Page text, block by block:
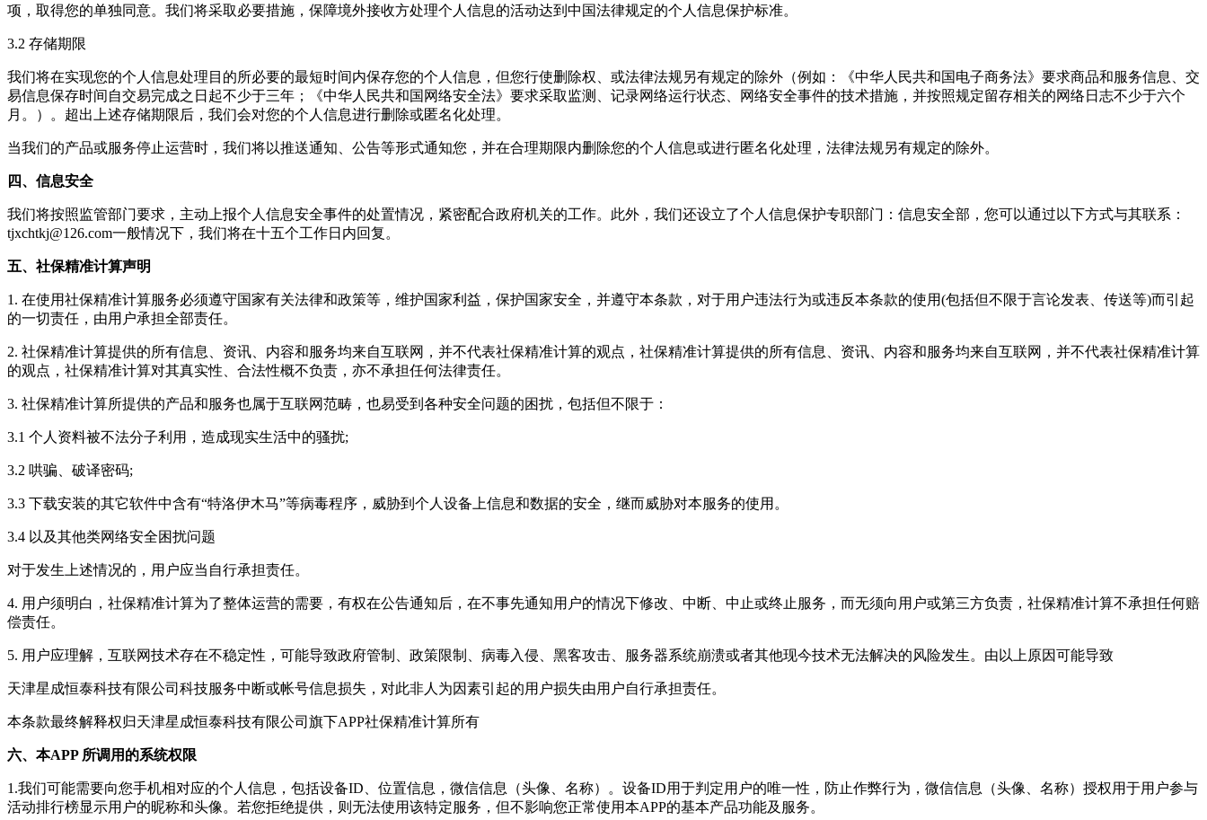
项，取得您的单独同意。我们将采取必要措施，保障境外接收方处理个人信息的活动达到中国法律规定的个人信息保护标准。
3.2 存储期限
我们将在实现您的个人信息处理目的所必要的最短时间内保存您的个人信息，但您行使删除权、或法律法规另有规定的除外（例如：《中华人民共和国电子商务法》要求商品和服务信息、交
易信息保存时间自交易完成之日起不少于三年；《中华人民共和国网络安全法》要求采取监测、记录网络运行状态、网络安全事件的技术措施，并按照规定留存相关的网络日志不少于六个
月。）。超出上述存储期限后，我们会对您的个人信息进行删除或匿名化处理。
当我们的产品或服务停止运营时，我们将以推送通知、公告等形式通知您，并在合理期限内删除您的个人信息或进行匿名化处理，法律法规另有规定的除外。
四、信息安全
我们将按照监管部门要求，主动上报个人信息安全事件的处置情况，紧密配合政府机关的工作。此外，我们还设立了个人信息保护专职部门：信息安全部，您可以通过以下方式与其联系：
tjxchtkj@126.com一般情况下，我们将在十五个工作日内回复。
五、社保精准计算声明
1. 在使用社保精准计算服务必须遵守国家有关法律和政策等，维护国家利益，保护国家安全，并遵守本条款，对于用户违法行为或违反本条款的使用(包括但不限于言论发表、传送等)而引起
的一切责任，由用户承担全部责任。
2. 社保精准计算提供的所有信息、资讯、内容和服务均来自互联网，并不代表社保精准计算的观点， 社保精准计算提供的所有信息、资讯、内容和服务均来自互联网，并不代表社保精准计算
的观点， 社保精准计算对其真实性、合法性概不负责，亦不承担任何法律责任。
3. 社保精准计算所提供的产品和服务也属于互联网范畴，也易受到各种安全问题的困扰，包括但不限于：
3.1 个人资料被不法分子利用，造成现实生活中的骚扰;
3.2 哄骗、破译密码;
3.3 下载安装的其它软件中含有“特洛伊木马”等病毒程序，威胁到个人设备上信息和数据的安全，继而威胁对本服务的使用。
3.4 以及其他类网络安全困扰问题
对于发生上述情况的，用户应当自行承担责任。
4. 用户须明白， 社保精准计算为了整体运营的需要，有权在公告通知后，在不事先通知用户的情况下修改、中断、中止或终止服务，而无须向用户或第三方负责， 社保精准计算不承担任何赔
偿责任。
5. 用户应理解，互联网技术存在不稳定性，可能导致政府管制、政策限制、病毒入侵、黑客攻击、服务器系统崩溃或者其他现今技术无法解决的风险发生。由以上原因可能导致
天津星成恒泰科技有限公司 科技服务中断或帐号信息损失，对此非人为因素引起的用户损失由用户自行承担责任。
本条款最终解释权归天津星成恒泰科技有限公司 旗下APP社保精准计算所有
六、本APP 所调用的系统权限
1.我们可能需要向您手机相对应的个人信息，包括设备ID、位置信息，微信信息（头像、名称）。设备ID用于判定用户的唯一性，防止作弊行为，微信信息（头像、名称）授权用于用户参与
活动排行榜显示用户的昵称和头像。若您拒绝提供，则无法使用该特定服务，但不影响您正常使用本APP的基本产品功能及服务。